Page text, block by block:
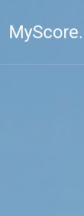
MyScore.